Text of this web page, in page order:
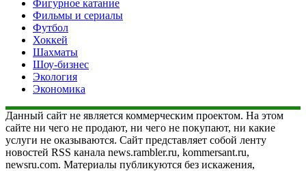
Фигурное катание
Фильмы и сериалы
Футбол
Хоккей
Шахматы
Шоу-бизнес
Экология
Экономика
Данный сайт не является коммерческим проектом. На этом
сайте ни чего не продают, ни чего не покупают, ни какие
услуги не оказываются. Сайт представляет собой ленту
новостей RSS канала news.rambler.ru, kommersant.ru,
newsru.com. Материалы публикуются без искажения,